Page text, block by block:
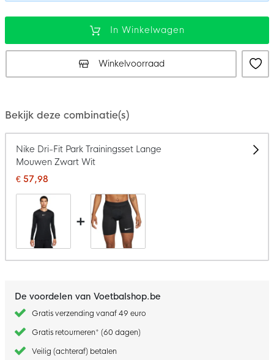
In Winkelwagen
Winkelvoorraad
Bekijk deze combinatie(s)
Nike Dri-Fit Park Trainingsset Lange
Mouwen Zwart Wit
€ 57,98
+
De voordelen van Voetbalshop.be
Gratis verzending vanaf 49 euro
Gratis retourneren* (60 dagen)
Veilig (achteraf) betalen